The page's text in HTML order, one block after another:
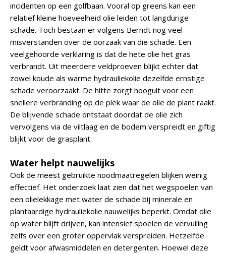
incidenten op een golfbaan. Vooral op greens kan een
relatief kleine hoeveelheid olie leiden tot langdurige
schade. Toch bestaan er volgens Berndt nog veel
misverstanden over de oorzaak van die schade. Een
veelgehoorde verklaring is dat de hete olie het gras
verbrandt. Uit meerdere veldproeven blijkt echter dat
zowel koude als warme hydrauliekolie dezelfde ernstige
schade veroorzaakt. De hitte zorgt hooguit voor een
snellere verbranding op de plek waar de olie de plant raakt.
De blijvende schade ontstaat doordat de olie zich
vervolgens via de viltlaag en de bodem verspreidt en giftig
blijkt voor de grasplant.
Water helpt nauwelijks
Ook de meest gebruikte noodmaatregelen blijken weinig
effectief. Het onderzoek laat zien dat het wegspoelen van
een olielekkage met water de schade bij minerale en
plantaardige hydrauliekolie nauwelijks beperkt. Omdat olie
op water blijft drijven, kan intensief spoelen de vervuiling
zelfs over een groter oppervlak verspreiden. Hetzelfde
geldt voor afwasmiddelen en detergenten. Hoewel deze